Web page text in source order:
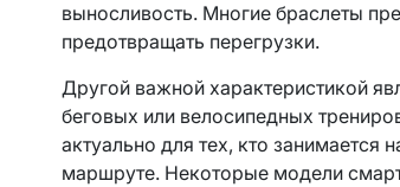
выносливость. Многие браслеты
предотвращать перегрузки.
Другой важной характеристикой
беговых или велосипедных
актуально для тех, кто занимается
маршруте. Некоторые модели